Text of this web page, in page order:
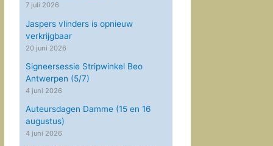
7 juli 2026
Jaspers vlinders is opnieuw
verkrijgbaar
20 juni 2026
Signeersessie Stripwinkel Beo
Antwerpen (5/7)
4 juni 2026
Auteursdagen Damme (15 en 16
augustus)
4 juni 2026